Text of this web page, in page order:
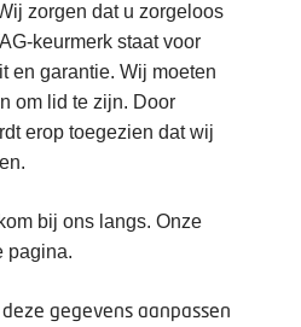
zorgen dat u zorgeloos
keurmerk staat voor
en garantie. Wij moeten
om lid te zijn. Door
erop toegezien dat wij
bij ons langs. Onze
pagina.
gegevens aanpassen